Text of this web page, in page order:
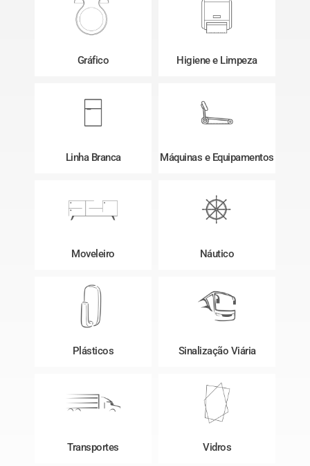
Gráfico Higiene e Limpeza
Linha Branca Máquinas e Equipamentos
Moveleiro Náutico
Plásticos Sinalização Viária
Transportes Vidros